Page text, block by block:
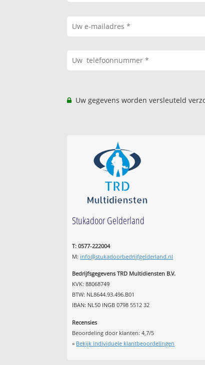
Uw gegevens worden versleuteld
Stukadoor Gelderland
T: 0577-222004
M: info@stukadoorbedrijfgelderland.nl
Bedrijfsgegevens TRD Multidiensten B.V.
KVK: 88068749
BTW: NL8644.93.496.B01
IBAN: NL50 INGB 0798 5512 32
Recensies
Beoordeling door klanten:4,7/5
» Bekijk individuele klantbeoordelingen